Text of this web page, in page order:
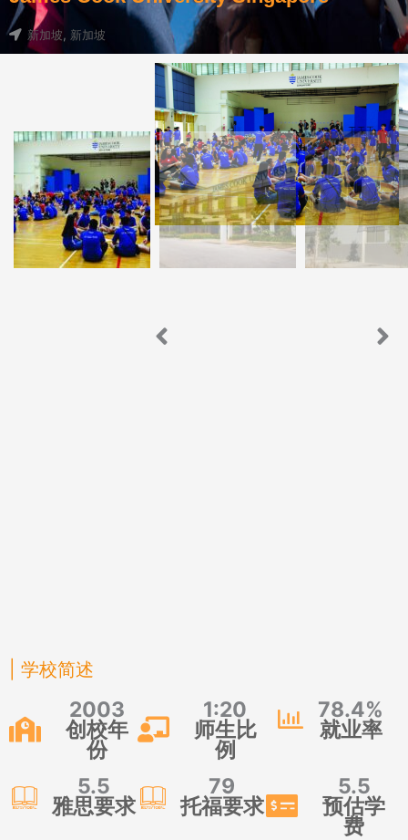
新加坡, 新加坡
| 学校简述
2003
创校年
份
1:20
师生比
例
78.4%
就业率
5.5
雅思要求
79
托福要求
5.5
预估学
费